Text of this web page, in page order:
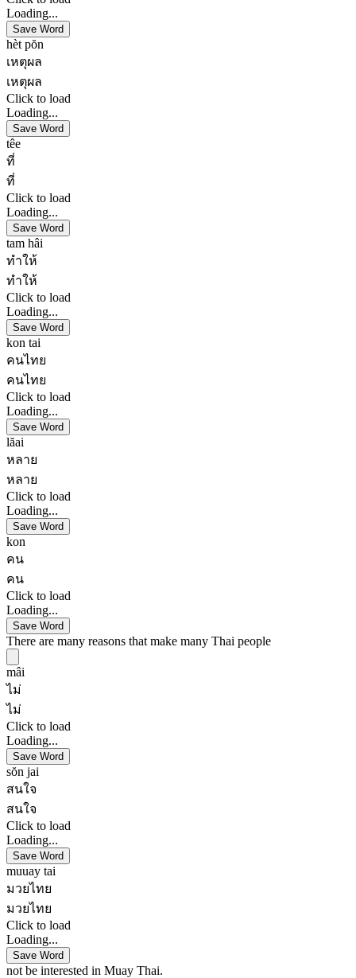
Loading...
Save Word
hèt pŏn
เหตุผล
เหตุผล
Click to load
Loading...
Save Word
têe
ที่
ที่
Click to load
Loading...
Save Word
tam hâi
ทำให้
ทำให้
Click to load
Loading...
Save Word
kon tai
คนไทย
คนไทย
Click to load
Loading...
Save Word
lăai
หลาย
หลาย
Click to load
Loading...
Save Word
kon
คน
คน
Click to load
Loading...
Save Word
There are many reasons that make many Thai people
mâi
ไม่
ไม่
Click to load
Loading...
Save Word
sŏn jai
สนใจ
สนใจ
Click to load
Loading...
Save Word
muuay tai
มวยไทย
มวยไทย
Click to load
Loading...
Save Word
not be interested in Muay Thai.